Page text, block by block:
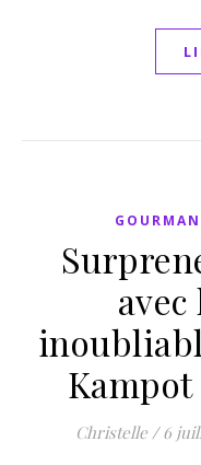
avec
Christelle / 6